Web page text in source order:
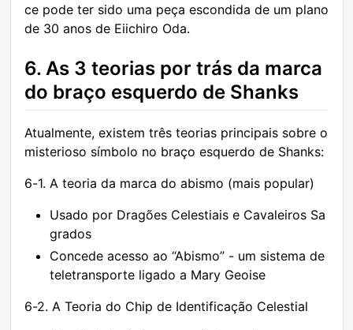
ce pode ter sido uma peça escondida de um plano
de 30 anos de Eiichiro Oda.
6. As 3 teorias por trás da marca
do braço esquerdo de Shanks
Atualmente, existem três teorias principais sobre o
misterioso símbolo no braço esquerdo de Shanks:
6-1. A teoria da marca do abismo (mais popular)
Usado por Dragões Celestiais e Cavaleiros Sa
grados
Concede acesso ao “Abismo” - um sistema de
teletransporte ligado a Mary Geoise
6-2. A Teoria do Chip de Identificação Celestial